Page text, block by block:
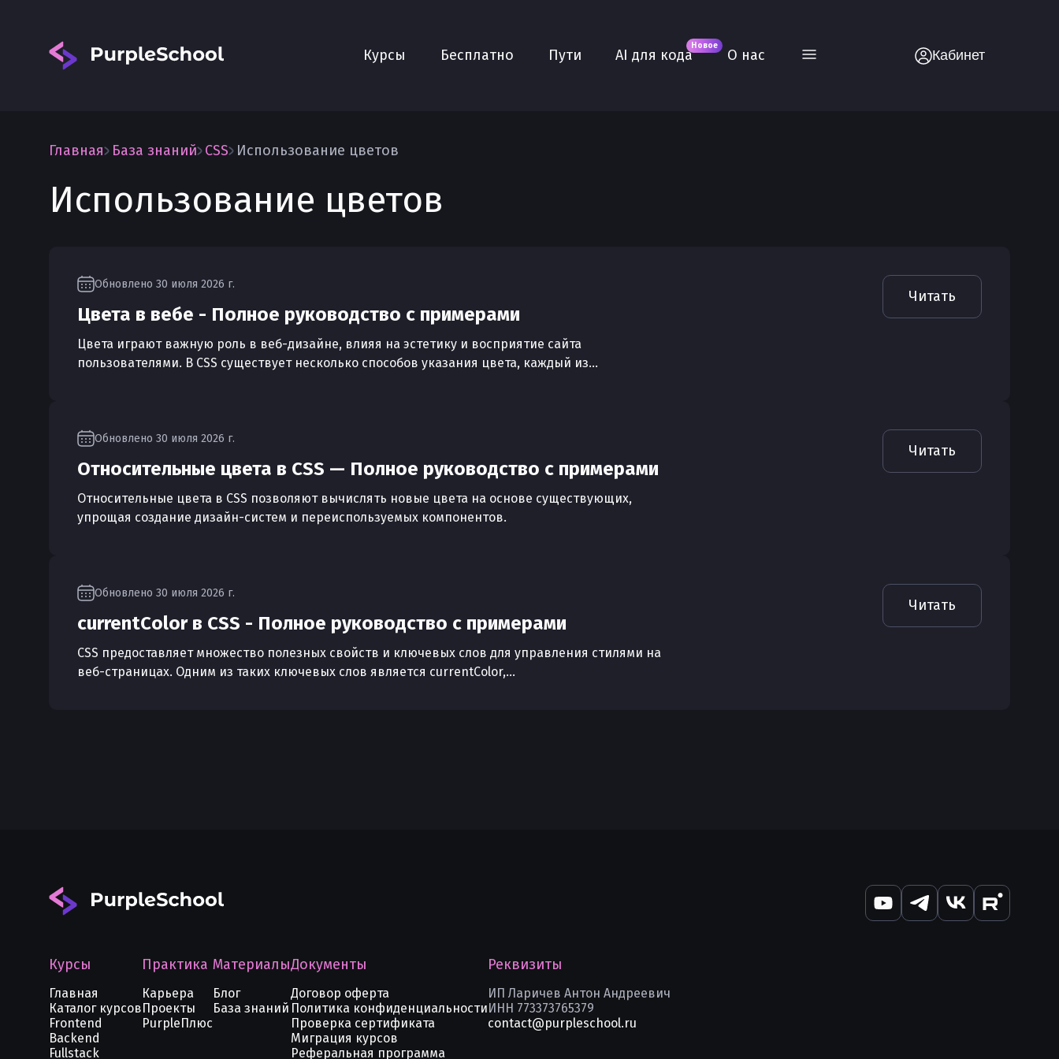
Курсы Бесплатно Пути AI для кода
Новое
О нас Кабинет
О нас
Проекты
Главная База знаний CSS Использование цветов
Использование цветов
Обновлено 30 июля 2026 г.
Цвета в вебе - Полное руководство с примерами
Цвета играют важную роль в веб-дизайне, влияя на эстетику и восприятие сайта
пользователями. В CSS существует несколько способов указания цвета, каждый из...
Читать
Обновлено 30 июля 2026 г.
Относительные цвета в CSS — Полное руководство с примерами
Относительные цвета в CSS позволяют вычислять новые цвета на основе существующих,
упрощая создание дизайн-систем и переиспользуемых компонентов.
Читать
Обновлено 30 июля 2026 г.
currentColor в CSS - Полное руководство с примерами
CSS предоставляет множество полезных свойств и ключевых слов для управления стилями на
веб-страницах. Одним из таких ключевых слов является currentColor,...
Читать
Курсы
Главная
Каталог курсов
Frontend
Backend
Fullstack
Практика
Карьера
Проекты
PurpleПлюс
Материалы
Блог
База знаний
Документы
Договор оферта
Политика конфиденциальности
Проверка сертификата
Миграция курсов
Реферальная программа
Реквизиты
ИП Ларичев Антон Андреевич
ИНН 773373765379
contact@purpleschool.ru